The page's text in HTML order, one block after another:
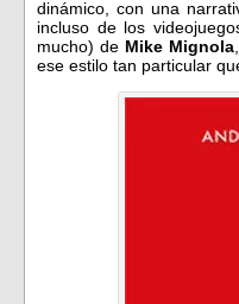
dinámico, con una
incluso de los
mucho) de Mike Mignola
ese estilo tan particular